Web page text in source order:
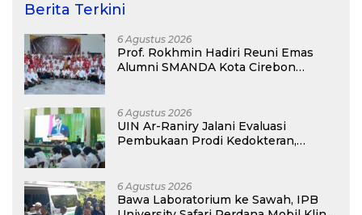
Berita Terkini
6 Agustus 2026
Prof. Rokhmin Hadiri Reuni Emas
Alumni SMANDA Kota Cirebon
6 Agustus 2026
UIN Ar-Raniry Jalani Evaluasi
Pembukaan Prodi Kedokteran,
6 Agustus 2026
Bawa Laboratorium ke Sawah, IPB